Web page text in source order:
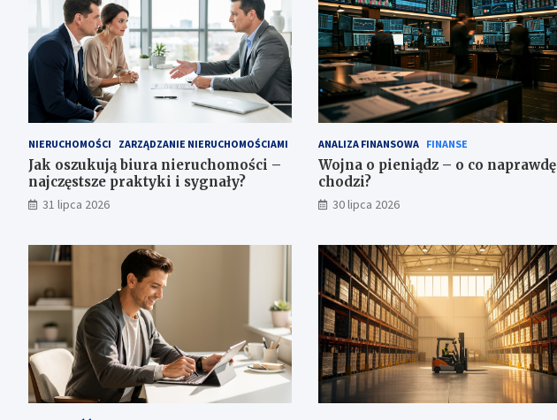
NIERUCHOMOŚCI ZARZĄDZANIE NIERUCHOMOŚCIAMI
Jak oszukują biura nieruchomości –
najczęstsze praktyki i sygnały?
31 lipca 2026
ANALIZA FINANSOWA FINANSE
Wojna o pieniądz – o co naprawdę
chodzi?
30 lipca 2026